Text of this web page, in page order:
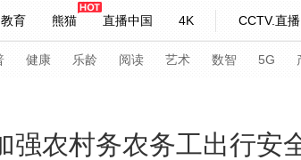
教育 熊猫 直播中国 4K CCTV.直播
热解读 天天学习
下载央视影音
健康 乐龄 阅读 艺术 数智 5G
强农村务农务工出行安